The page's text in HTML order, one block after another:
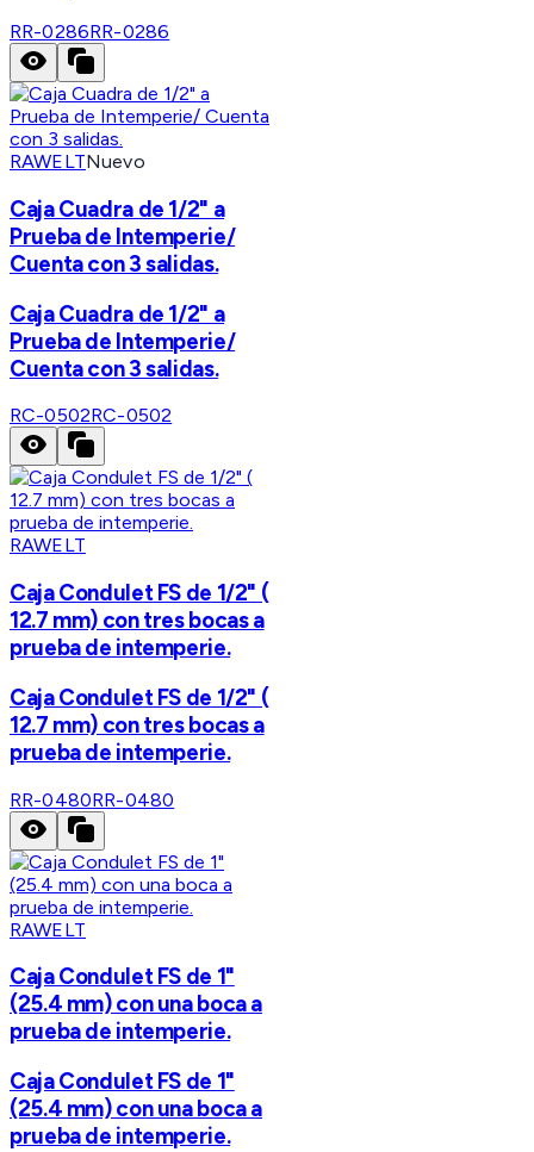
RR-0286RR-0286
RAWELTNuevo
Caja Cuadra de 1/2" a
Prueba de Intemperie/
Cuenta con 3 salidas.
Caja Cuadra de 1/2" a
Prueba de Intemperie/
Cuenta con 3 salidas.
RC-0502RC-0502
RAWELT
Caja Condulet FS de 1/2" (
12.7 mm) con tres bocas a
prueba de intemperie.
Caja Condulet FS de 1/2" (
12.7 mm) con tres bocas a
prueba de intemperie.
RR-0480RR-0480
RAWELT
Caja Condulet FS de 1"
(25.4 mm) con una boca a
prueba de intemperie.
Caja Condulet FS de 1"
(25.4 mm) con una boca a
prueba de intemperie.